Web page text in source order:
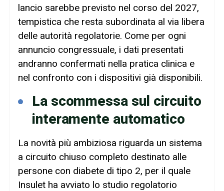
lancio sarebbe previsto nel corso del 2027,
tempistica che resta subordinata al via libera
delle autorità regolatorie. Come per ogni
annuncio congressuale, i dati presentati
andranno confermati nella pratica clinica e
nel confronto con i dispositivi già disponibili.
La scommessa sul circuito
interamente automatico
La novità più ambiziosa riguarda un sistema
a circuito chiuso completo destinato alle
persone con diabete di tipo 2, per il quale
Insulet ha avviato lo studio regolatorio